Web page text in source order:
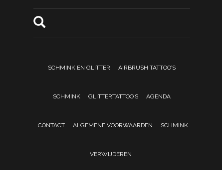
SCHMINK EN GLITTER AIRBRUSH TATTOO’S
SCHMINK GLITTERTATTOO’S AGENDA
CONTACT ALGEMENE VOORWAARDEN SCHMINK
VERWIJDEREN